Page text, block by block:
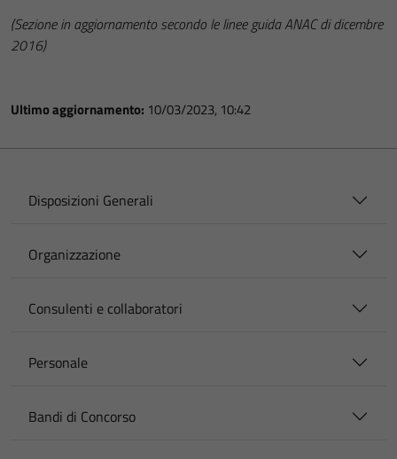
(Sezione in aggiornamento secondo le linee guida ANAC di dicembre
2016)
Ultimo aggiornamento: 10/03/2023, 10:42
Disposizioni Generali
Organizzazione
Consulenti e collaboratori
Personale
Bandi di Concorso